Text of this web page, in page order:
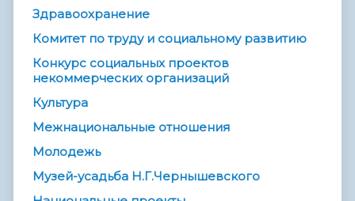
Здравоохранение
Комитет по труду и социальному развитию
Конкурс социальных проектов
некоммерческих организаций
Культура
Межнациональные отношения
Молодежь
Музей-усадьба Н.Г.Чернышевского